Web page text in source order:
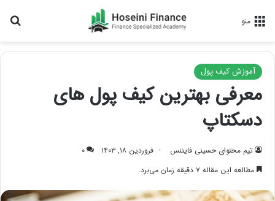
منو
آموزش کیف پول
معرفی بهترین کیف پول های
دسکتاپ
تیم محتوای حسینی‌ فایننس فروردین ۱۸, ۱۴۰۳
۰
مطالعه این مقاله ۷ دقیقه زمان می‌برد.